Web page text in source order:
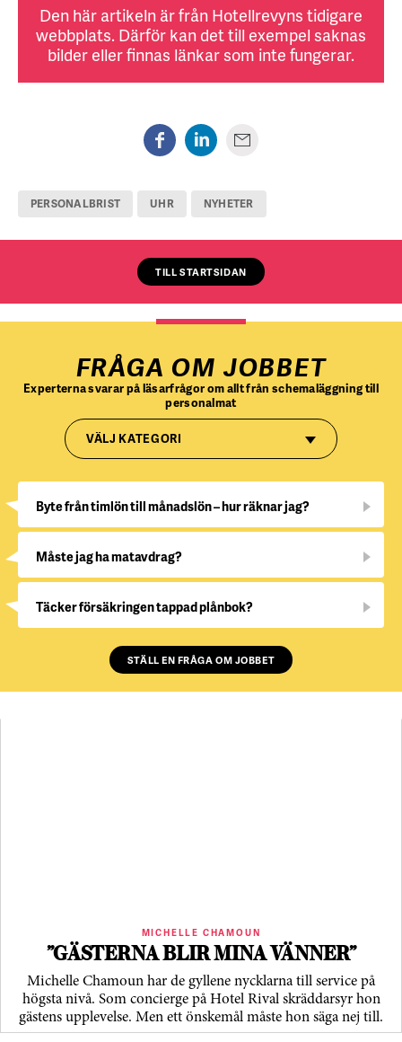
Den här artikeln är från Hotellrevyns tidigare
webbplats. Därför kan det till exempel saknas
bilder eller finnas länkar som inte fungerar.
PERSONALBRIST UHR NYHETER
TILL STARTSIDAN
FRÅGA OM JOBBET
Experterna svarar på läsarfrågor om allt från schemaläggning till
personalmat
VÄLJ KATEGORI
Byte från timlön till månadslön – hur räknar jag?
Måste jag ha matavdrag?
Täcker försäkringen tappad plånbok?
STÄLL EN FRÅGA OM JOBBET
MICHELLE CHAMOUN
”GÄSTERNA BLIR MINA VÄNNER”
Michelle Chamoun har de gyllene nycklarna till service på
högsta nivå. Som concierge på Hotel Rival skräddarsyr hon
gästens upp­levelse. Men ett önskemål måste hon säga nej till.